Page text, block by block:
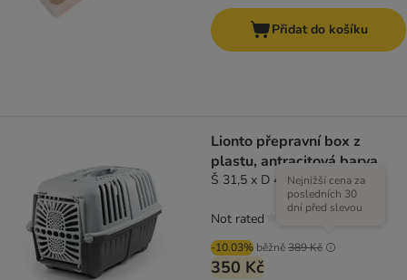
Přidat do košíku
Lionto přepravní box z
plastu, antracitová barva
Š 31,5 x D 48 x V 33 cm
-10.03% běžně389 Kč
Nejnižší cena za
posledních 30
dní před slevou
350 Kč
Not rated